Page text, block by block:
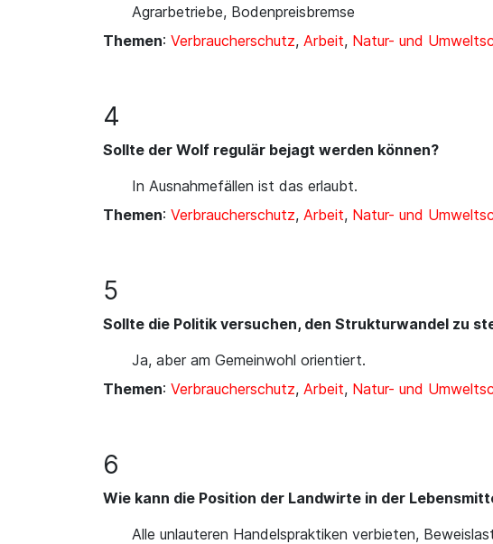
Agrarbetriebe, Bodenpreisbremse
Themen: Verbraucherschutz, Arbeit, Natur- und
4
Sollte der Wolf regulär bejagt werden können?
In Ausnahmefällen ist das erlaubt.
Themen: Verbraucherschutz, Arbeit, Natur- und
5
Sollte die Politik versuchen, den Strukturwandel zu
Ja, aber am Gemeinwohl orientiert.
Themen: Verbraucherschutz, Arbeit, Natur- und
6
Wie kann die Position der Landwirte in der
Alle unlauteren Handelspraktiken verbieten,